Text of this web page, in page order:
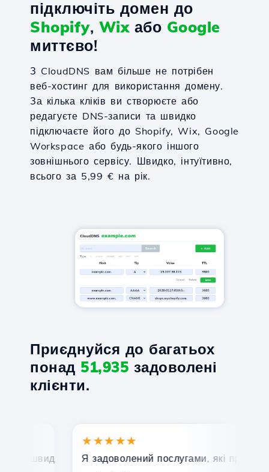
підключіть домен до
Shopify, Wixабо Google
миттєво!
З CloudDNS вам більше не потрібен
веб-хостинг для використання домену.
За кілька кліків ви створюєте або
редагуєте DNS-записи та швидко
підключаєте його до Shopify, Wix, Google
Workspace або будь-якого іншого
зовнішнього сервісу. Швидко, інтуїтивно,
всього за 5,99 € на рік.
Приєднуйся до багатьох
понад 51,935 задоволені
клієнти.
та ефективна технічна підтримка.
★★★★★
Я задоволений послугами, які пропонує